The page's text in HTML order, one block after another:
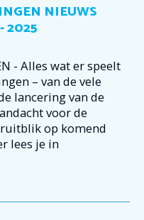
NIEUWS
2025
- Alles wat er speelt
– van de vele
lancering van de
voor de
op komend
lees je in